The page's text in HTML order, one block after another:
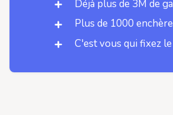
Déjà plus de 3M de
Plus de 1000
C'est vous qui fixez